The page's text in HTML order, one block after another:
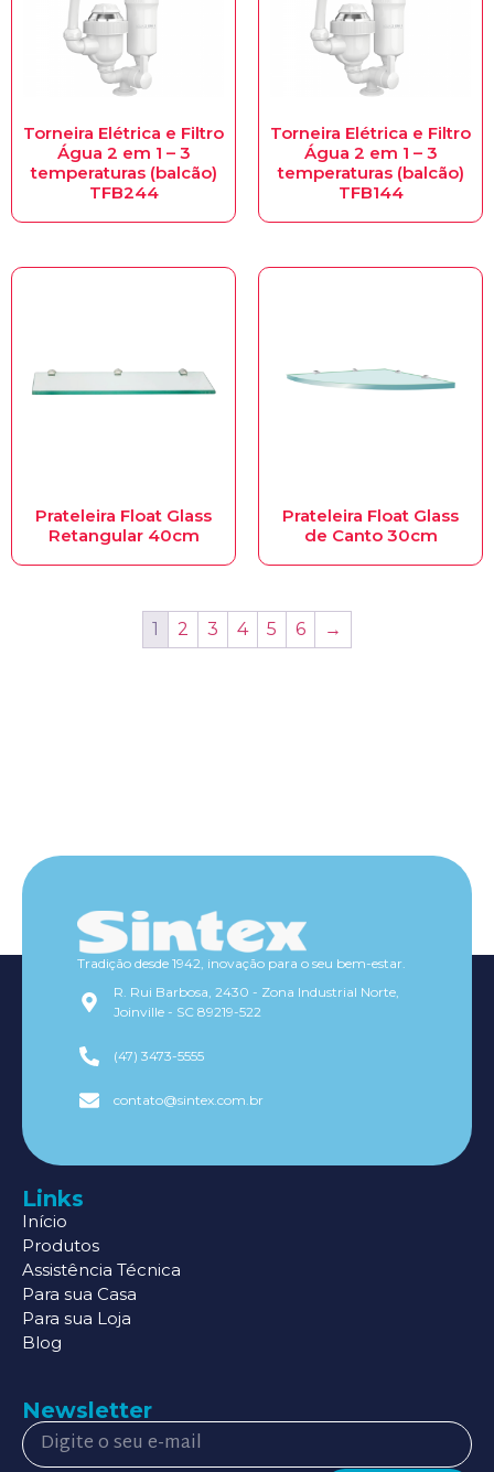
Torneira Elétrica e Filtro
Água 2 em 1 – 3
temperaturas (balcão)
TFB244
Torneira Elétrica e Filtro
Água 2 em 1 – 3
temperaturas (balcão)
TFB144
Prateleira Float Glass
Retangular 40cm
Prateleira Float Glass
de Canto 30cm
1 2 3 4 5 6 →
Tradição desde 1942, inovação para o seu bem-estar.
R. Rui Barbosa, 2430 - Zona Industrial Norte,
Joinville - SC 89219-522
(47) 3473-5555
contato@sintex.com.br
Links
Início
Produtos
Assistência Técnica
Para sua Casa
Para sua Loja
Blog
Newsletter